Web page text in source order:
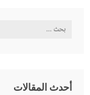
البحث
أحدث المقالات